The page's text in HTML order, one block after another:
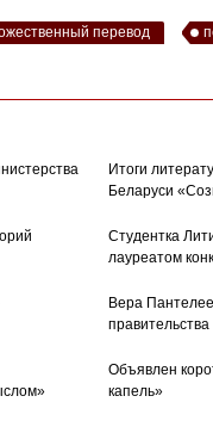
перевод
Итоги
Беларуси
Студентка
лауреатом
Вера
Объявлен
капель»